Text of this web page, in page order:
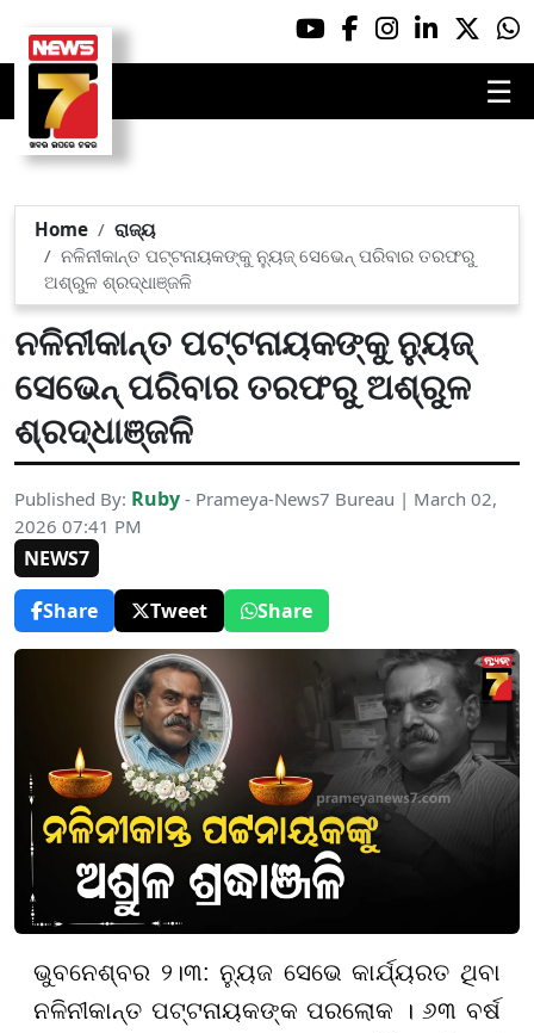
☰
Home
ରାଜ୍ୟ
ନଳିନୀକାନ୍ତ ପଟ୍ଟନାୟକଙ୍କୁ ନ୍ୟୁଜ୍ ସେଭେନ୍ ପରିବାର ତରଫରୁ
ଅଶ୍ରୁଳ ଶ୍ରଦ୍ଧାଞ୍ଜଳି
ନଳିନୀକାନ୍ତ ପଟ୍ଟନାୟକଙ୍କୁ ନ୍ୟୁଜ୍
ସେଭେନ୍ ପରିବାର ତରଫରୁ ଅଶ୍ରୁଳ
ଶ୍ରଦ୍ଧାଞ୍ଜଳି
Published By: Ruby - Prameya-News7 Bureau | March 02,
2026 07:41 PM
NEWS7
Share
Tweet Share
ଭୁବନେଶ୍ବର ୨।୩: ନ୍ୟୁଜ ସେଭେ କାର୍ଯ୍ୟରତ ଥିବା
ନଳିନୀକାନ୍ତ ପଟ୍ଟନାୟକଙ୍କ ପରଲୋକ । ୬୩ ବର୍ଷ